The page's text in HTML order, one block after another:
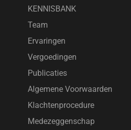
KENNISBANK
Team
Ervaringen
Vergoedingen
Publicaties
Algemene Voorwaarden
Klachtenprocedure
Medezeggenschap